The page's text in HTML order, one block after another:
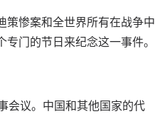
策惨案和全世界所有在战争中
门的节日来纪念这一事件。
会议。中国和其他国家的代